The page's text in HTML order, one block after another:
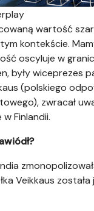
wartość
kontekście.
oscyluje w
były wiceprezes
(polskiego
zwracał
Finlandii.
Veikkaus